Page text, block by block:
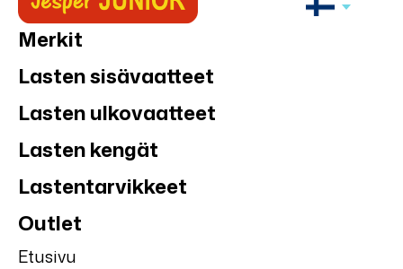
Merkit
Lasten sisävaatteet
Lasten ulkovaatteet
Lasten kengät
Lastentarvikkeet
Outlet
Etusivu